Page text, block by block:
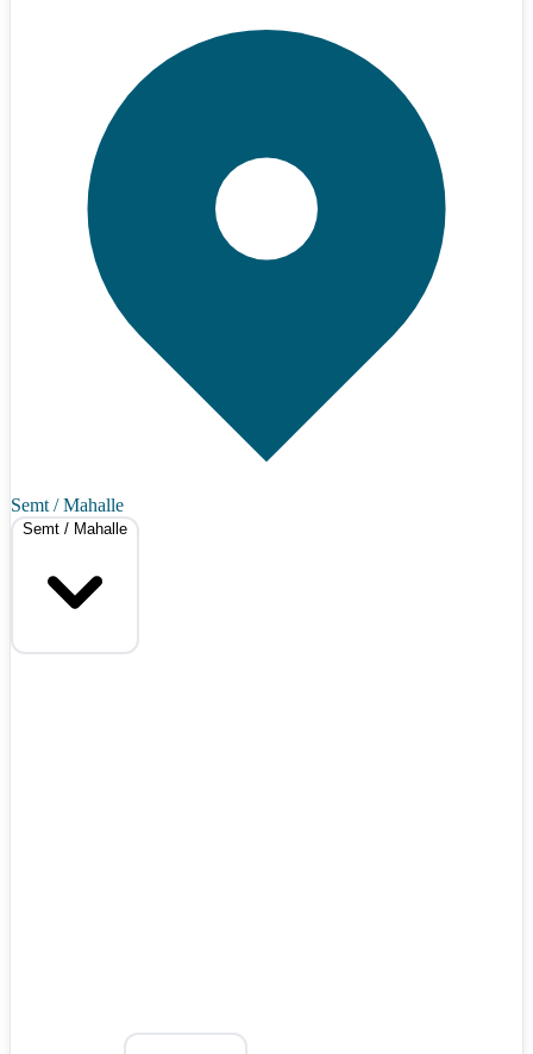
Semt / Mahalle
Semt / Mahalle